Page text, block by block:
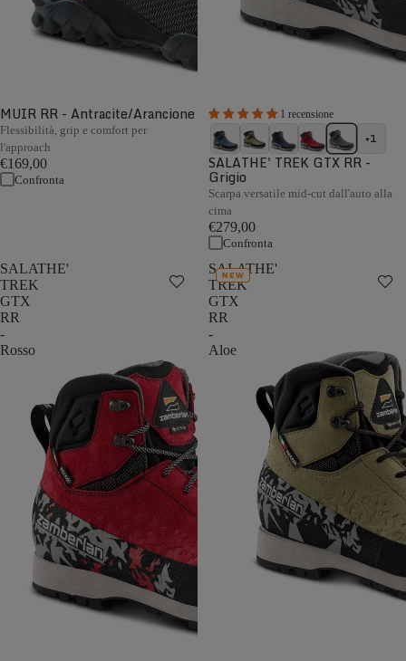
MUIR RR - Antracite/Arancione
Flessibilità, grip e comfort per
l'approach
€169,00
Confronta
1 recensione
+1
SALATHE' TREK GTX RR -
Grigio
Scarpa versatile mid-cut dall'auto alla
cima
€279,00
Confronta
SALATHE'
TREK
GTX
RR
-
Rosso
SALATHE'
TREK
GTX
RR
-
Aloe
NEW